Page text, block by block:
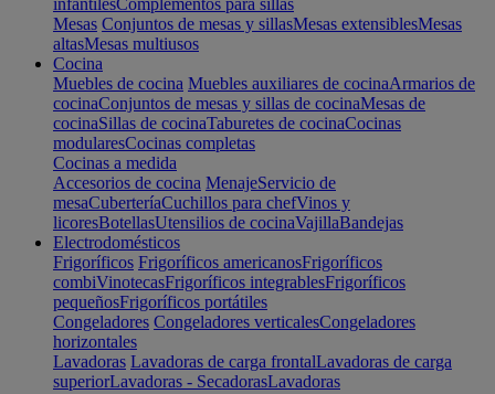
infantilesComplementos para sillas
Mesas Conjuntos de mesas y sillasMesas extensiblesMesas
altasMesas multiusos
Cocina
Muebles de cocina Muebles auxiliares de cocinaArmarios de
cocinaConjuntos de mesas y sillas de cocinaMesas de
cocinaSillas de cocinaTaburetes de cocinaCocinas
modularesCocinas completas
Cocinas a medida
Accesorios de cocina MenajeServicio de
mesaCuberteríaCuchillos para chefVinos y
licoresBotellasUtensilios de cocinaVajillaBandejas
Electrodomésticos
Frigoríficos Frigoríficos americanosFrigoríficos
combiVinotecasFrigoríficos integrablesFrigoríficos
pequeñosFrigoríficos portátiles
Congeladores Congeladores verticalesCongeladores
horizontales
Lavadoras Lavadoras de carga frontalLavadoras de carga
superiorLavadoras - SecadorasLavadoras